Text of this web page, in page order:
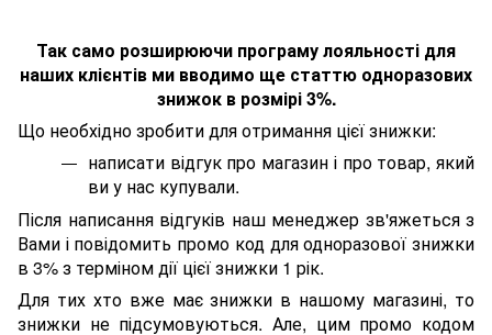
Так само розширюючи програму лояльності для
наших клієнтів ми вводимо ще статтю одноразових
знижок в розмірі 3%.
Що необхідно зробити для отримання цієї знижки:
написати відгук про магазин і про товар, який
ви у нас купували.
Після написання відгуків наш менеджер зв'яжеться з
Вами і повідомить промо код для одноразової знижки
в 3% з терміном дії цієї знижки 1 рік.
Для тих хто вже має знижки в нашому магазині, то
знижки не підсумовуються. Але, цим промо кодом